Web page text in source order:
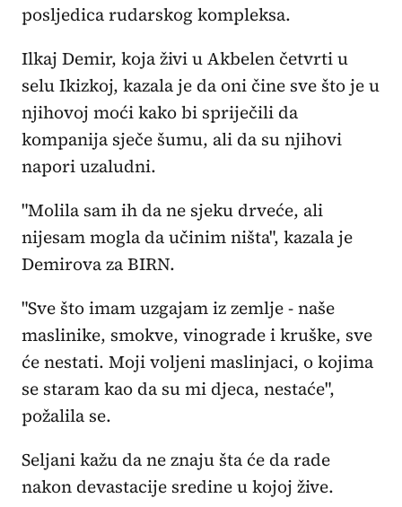
posljedica rudarskog kompleksa.
Ilkaj Demir, koja živi u Akbelen četvrti u
selu Ikizkoj, kazala je da oni čine sve što je u
njihovoj moći kako bi spriječili da
kompanija sječe šumu, ali da su njihovi
napori uzaludni.
"Molila sam ih da ne sjeku drveće, ali
nijesam mogla da učinim ništa", kazala je
Demirova za BIRN.
"Sve što imam uzgajam iz zemlje - naše
maslinike, smokve, vinograde i kruške, sve
će nestati. Moji voljeni maslinjaci, o kojima
se staram kao da su mi djeca, nestaće",
požalila se.
Seljani kažu da ne znaju šta će da rade
nakon devastacije sredine u kojoj žive.